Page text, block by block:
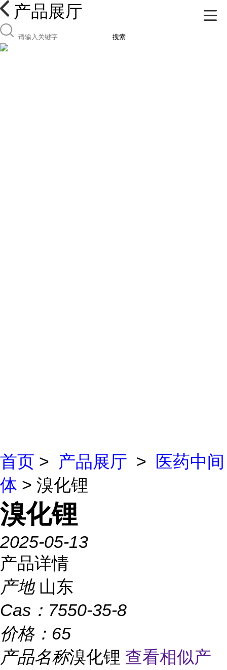
产品展厅
搜索
首页 > 产品展厅 >
医药中间
体 > 溴化锂
溴化锂
2025-05-13
产品详情
产地 山东
Cas： 7550-35-8
价格： 65
产品名称溴化锂 查看相似产